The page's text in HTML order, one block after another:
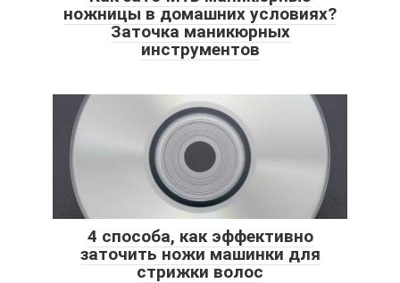
ножницы в домашних условиях?
Заточка маникюрных
инструментов
4 способа, как эффективно
заточить ножи машинки для
стрижки волос